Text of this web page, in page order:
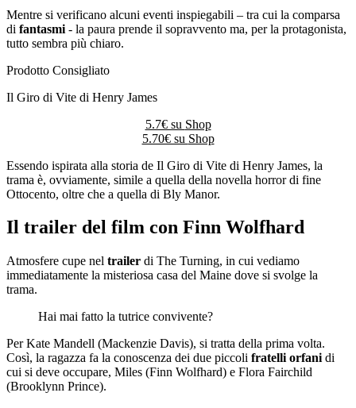
Mentre si verificano alcuni eventi inspiegabili – tra cui la comparsa
di fantasmi - la paura prende il sopravvento ma, per la protagonista,
tutto sembra più chiaro.
Prodotto Consigliato
Il Giro di Vite di Henry James
5.7€ su Shop
5.70€ su Shop
Essendo ispirata alla storia de Il Giro di Vite di Henry James, la
trama è, ovviamente, simile a quella della novella horror di fine
Ottocento, oltre che a quella di Bly Manor.
Il trailer del film con Finn Wolfhard
Atmosfere cupe nel trailer di The Turning, in cui vediamo
immediatamente la misteriosa casa del Maine dove si svolge la
trama.
Hai mai fatto la tutrice convivente?
Per Kate Mandell (Mackenzie Davis), si tratta della prima volta.
Così, la ragazza fa la conoscenza dei due piccoli fratelli orfani di
cui si deve occupare, Miles (Finn Wolfhard) e Flora Fairchild
(Brooklynn Prince).